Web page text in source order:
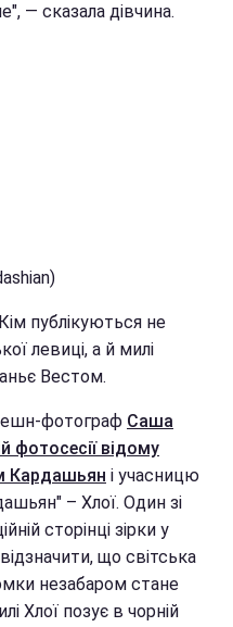
— сказала дівчина.
публікуються не
левиці, а й милі
Вестом.
фотограф Саша
фотосесії відому
Кардашьян і учасницю
– Хлої. Один зі
сторінці зірки у
що світська
незабаром стане
Хлої позує в чорній